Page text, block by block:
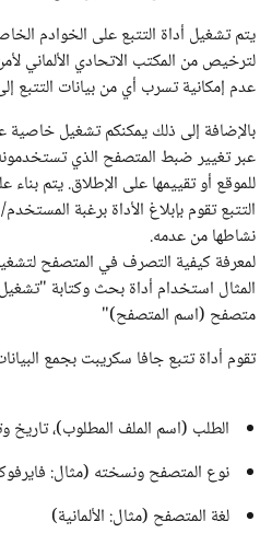
يتم تشغيل أداة التتبع على الخوادم
عدم إمكانية تسرب أي من بيانات التتبع
بالإضافة إلى ذلك يمكنكم تشغيل خاصية
عبر تغيير ضبط المتصفح الذي
للموقع أو تقييمها على الإطلاق. يتم
التتبع تقوم بإبلاغ الأداة برغبة
نشاطها من عدمه.
لمعرفة كيفية التصرف في المتصفح
المثال استخدام أداة بحث وكتابة
متصفح (اسم المتصفح)"
تقوم أداة تتبع جافا سكريبت بجمع
الطلب (اسم الملف المطلوب)، تاريخ
نوع المتصفح ونسخته (مثال: فايرفوكس
لغة المتصفح (مثال: الألمانية)